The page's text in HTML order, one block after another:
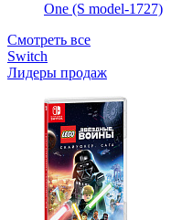
One (S model-1727)
Смотреть все
Switch
Лидеры продаж